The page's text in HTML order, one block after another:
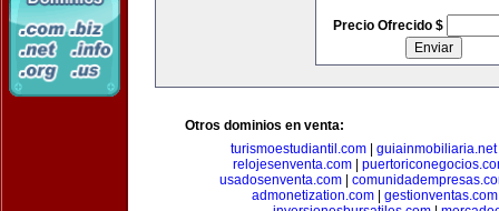
Precio Ofrecido $
Otros dominios en venta:
turismoestudiantil.com| guiainmobiliaria.net
relojesenventa.com|
usadosenventa.com|
admonetization.com| gestionventas.com